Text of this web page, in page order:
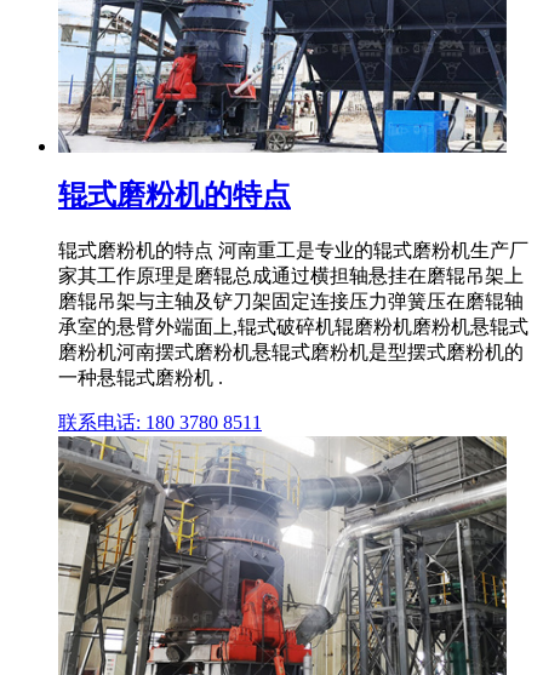
辊式磨粉机的特点
辊式磨粉机的特点 河南重工是专业的辊式磨粉机生产厂
家其工作原理是磨辊总成通过横担轴悬挂在磨辊吊架上
磨辊吊架与主轴及铲刀架固定连接压力弹簧压在磨辊轴
承室的悬臂外端面上,辊式破碎机辊磨粉机磨粉机悬辊式
磨粉机河南摆式磨粉机悬辊式磨粉机是型摆式磨粉机的
一种悬辊式磨粉机 .
联系电话: 180 3780 8511